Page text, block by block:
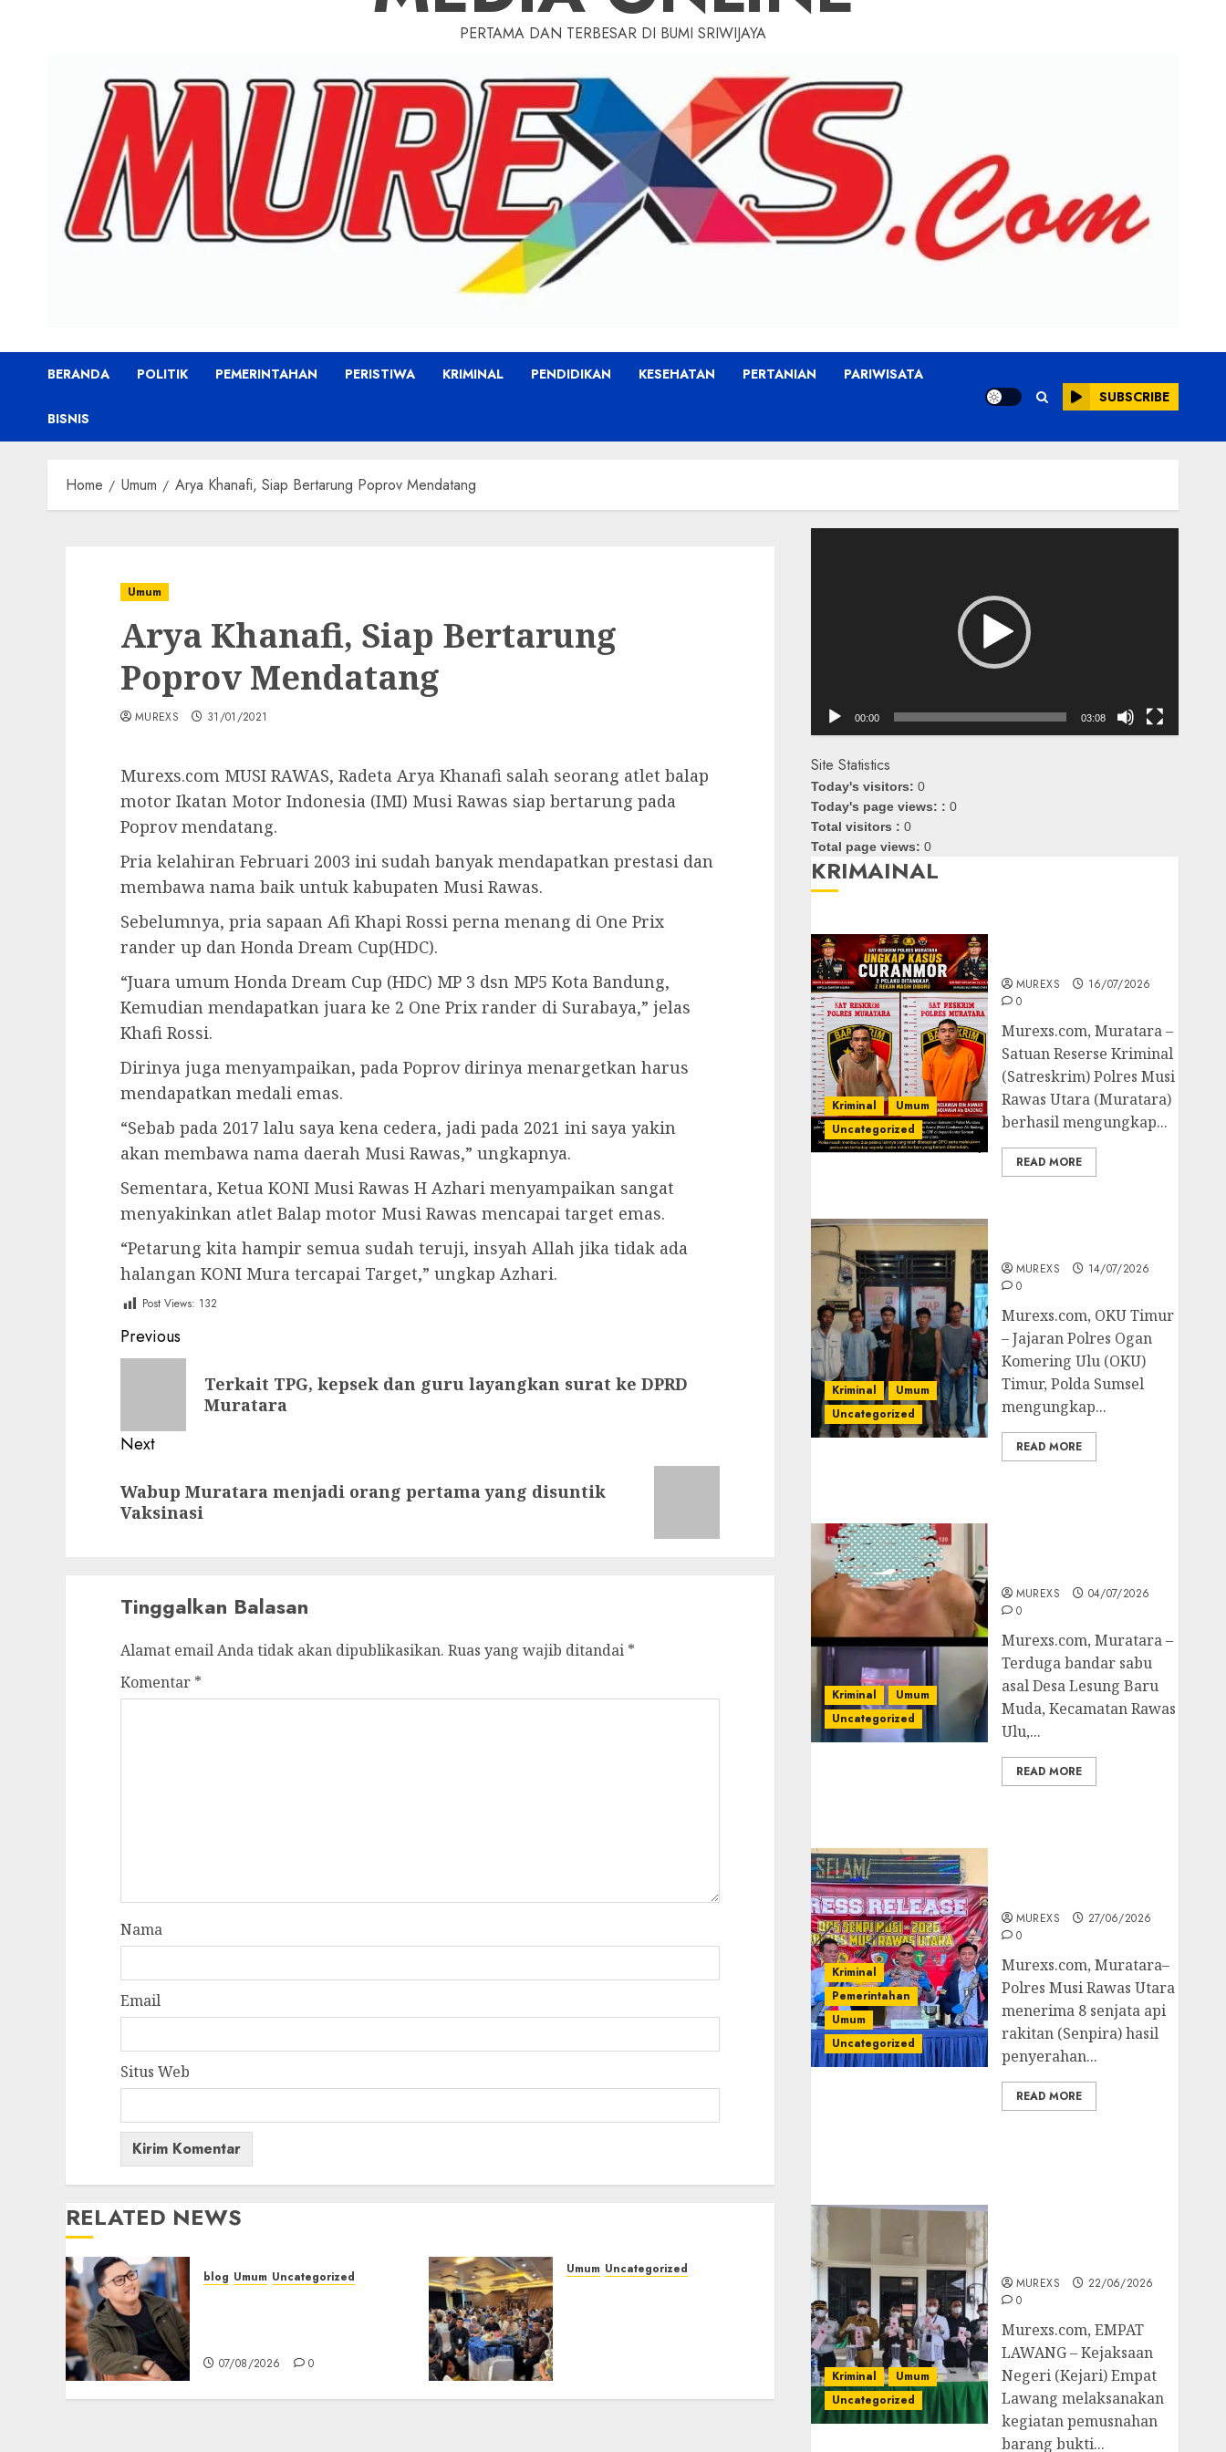
PERTAMA DAN TERBESAR DI BUMI SRIWIJAYA
BERANDA POLITIK PEMERINTAHAN PERISTIWA KRIMINAL PENDIDIKAN KESEHATAN PERTANIAN PARIWISATA
BISNIS
SUBSCRIBE
Home Umum Arya Khanafi, Siap Bertarung Poprov Mendatang
Umum
Arya Khanafi, Siap Bertarung
Poprov Mendatang
MUREXS 31/01/2021
Murexs.com MUSI RAWAS, Radeta Arya Khanafi salah seorang atlet balap
motor Ikatan Motor Indonesia (IMI) Musi Rawas siap bertarung pada
Poprov mendatang.
Pria kelahiran Februari 2003 ini sudah banyak mendapatkan prestasi dan
membawa nama baik untuk kabupaten Musi Rawas.
Sebelumnya, pria sapaan Afi Khapi Rossi perna menang di One Prix
rander up dan Honda Dream Cup(HDC).
“Juara umum Honda Dream Cup (HDC) MP 3 dsn MP5 Kota Bandung,
Kemudian mendapatkan juara ke 2 One Prix rander di Surabaya,” jelas
Khafi Rossi.
Dirinya juga menyampaikan, pada Poprov dirinya menargetkan harus
mendapatkan medali emas.
“Sebab pada 2017 lalu saya kena cedera, jadi pada 2021 ini saya yakin
akan membawa nama daerah Musi Rawas,” ungkapnya.
Sementara, Ketua KONI Musi Rawas H Azhari menyampaikan sangat
menyakinkan atlet Balap motor Musi Rawas mencapai target emas.
“Petarung kita hampir semua sudah teruji, insyah Allah jika tidak ada
halangan KONI Mura tercapai Target,” ungkap Azhari.
Post Views: 132
Post
navigation
Previous
Terkait TPG, kepsek dan guru layangkan surat ke DPRD
Muratara
Next
post:
Wabup Muratara menjadi orang pertama yang disuntik
Vaksinasi
Tinggalkan Balasan
Alamat email Anda tidak akan dipublikasikan. Ruas yang wajib ditandai *
Komentar *
Nama
Email
Situs Web
RELATED NEWS
blog Umum Uncategorized
07/08/2026 0
Umum Uncategorized
00:00 03:08
Site Statistics
Today's visitors: 0
Today's page views: : 0
Total visitors : 0
Total page views: 0
KRIMAINAL
Kriminal
Umum
Uncategorized
MUREXS
16/07/2026
0
Murexs.com, Muratara –
Satuan Reserse Kriminal
(Satreskrim) Polres Musi
Rawas Utara (Muratara)
berhasil mengungkap...
READ MORE
Kriminal
Umum
Uncategorized
MUREXS
14/07/2026
0
Murexs.com, OKU Timur
– Jajaran Polres Ogan
Komering Ulu (OKU)
Timur, Polda Sumsel
mengungkap...
READ MORE
Kriminal
Umum
Uncategorized
MUREXS
04/07/2026
0
Murexs.com, Muratara –
Terduga bandar sabu
asal Desa Lesung Baru
Muda, Kecamatan Rawas
Ulu,...
READ MORE
Kriminal
Pemerintahan
Umum
Uncategorized
MUREXS
27/06/2026
0
Murexs.com, Muratara–
Polres Musi Rawas Utara
menerima 8 senjata api
rakitan (Senpira) hasil
penyerahan...
READ MORE
Kriminal
Umum
Uncategorized
MUREXS
22/06/2026
0
‎Murexs.com, EMPAT
LAWANG – Kejaksaan
Negeri (Kejari) Empat
Lawang melaksanakan
kegiatan pemusnahan
barang bukti...